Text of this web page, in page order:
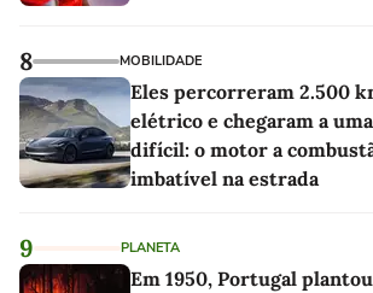
8 MOBILIDADE
Eles percorreram 2.500
elétrico e chegaram a
difícil: o motor a
imbatível na estrada
9 PLANETA
Em 1950, Portugal